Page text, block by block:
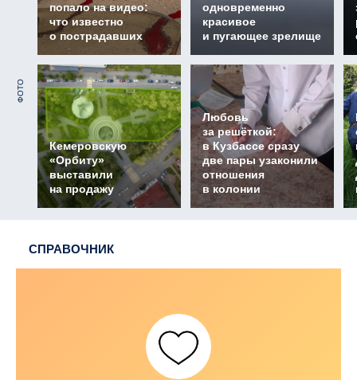
попало на видео:
что известно
о пострадавших
одновременно
красивое
и пугающее зрелище
ФОТО
Кемеровскую
«Орбиту»
выставили
на продажу
Любовь
за решёткой:
в Кузбассе сразу
две пары узаконили
отношения
в колонии
СПРАВОЧНИК